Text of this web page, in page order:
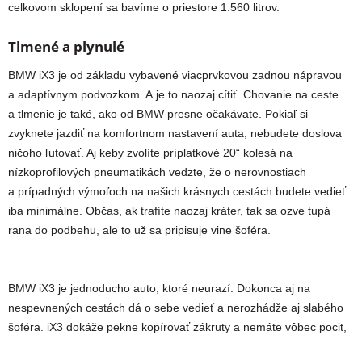
celkovom sklopení sa bavíme o priestore 1.560 litrov.
Tlmené a plynulé
BMW iX3 je od základu vybavené viacprvkovou zadnou nápravou
a adaptívnym podvozkom. A je to naozaj cítiť. Chovanie na ceste
a tlmenie je také, ako od BMW presne očakávate. Pokiaľ si
zvyknete jazdiť na komfortnom nastavení auta, nebudete doslova
ničoho ľutovať. Aj keby zvolíte príplatkové 20“ kolesá na
nízkoprofilových pneumatikách vedzte, že o nerovnostiach
a prípadných výmoľoch na našich krásnych cestách budete vedieť
iba minimálne. Občas, ak trafíte naozaj kráter, tak sa ozve tupá
rana do podbehu, ale to už sa pripisuje vine šoféra.
BMW iX3 je jednoducho auto, ktoré neurazí. Dokonca aj na
nespevnených cestách dá o sebe vedieť a nerozhádže aj slabého
šoféra. iX3 dokáže pekne kopírovať zákruty a nemáte vôbec pocit,